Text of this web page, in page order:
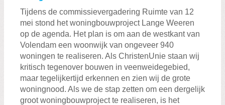
Tijdens de commissievergadering Ruimte van 12
mei stond het woningbouwproject Lange Weeren
op de agenda. Het plan is om aan de westkant van
Volendam een woonwijk van ongeveer 940
woningen te realiseren. Als ChristenUnie staan wij
kritisch tegenover bouwen in veenweidegebied,
maar tegelijkertijd erkennen en zien wij de grote
woningnood. Als we de stap zetten om een dergelijk
groot woningbouwproject te realiseren, is het